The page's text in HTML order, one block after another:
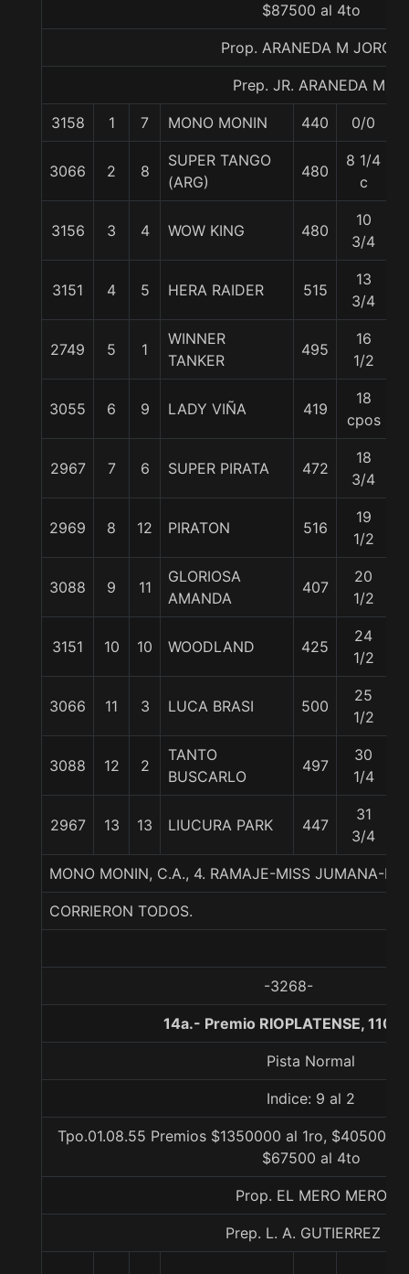
$87500 al 4to
Prop. ARANEDA M JORGE
Prep. JR. ARANEDA M.
3158 1 7 MONO MONIN 440 0/0
3066 2 8
SUPER TANGO
(ARG)
480
8 1/4
c
3156 3 4 WOW KING 480
10
3/4
3151 4 5 HERA RAIDER 515
13
3/4
2749 5 1
WINNER
TANKER
495
16
1/2
3055 6 9 LADY VIÑA 419
18
cpos
2967 7 6 SUPER PIRATA 472
18
3/4
2969 8 12 PIRATON 516
19
1/2
3088 9 11
GLORIOSA
AMANDA
407
20
1/2
3151 10 10 WOODLAND 425
24
1/2
3066 11 3 LUCA BRASI 500
25
1/2
3088 12 2
TANTO
BUSCARLO
497
30
1/4
2967 13 13 LIUCURA PARK 447
31
3/4
MONO MONIN, C.A., 4. RAMAJE-MISS JUMANA-
CORRIERON TODOS.
-3268-
14a.- Premio RIOPLATENSE,
Pista Normal
Indice: 9 al 2
Tpo.01.08.55 Premios $1350000 al 1ro, $405000
$67500 al 4to
Prop. EL MERO MERO
Prep. L. A. GUTIERREZ P.